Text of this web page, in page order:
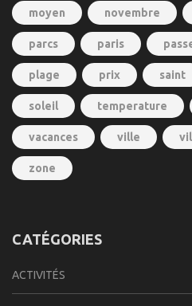
moyen novembre
parcs paris
plage prix saint
soleil temperature
vacances ville
zone
CATÉGORIES
ACTIVITÉS